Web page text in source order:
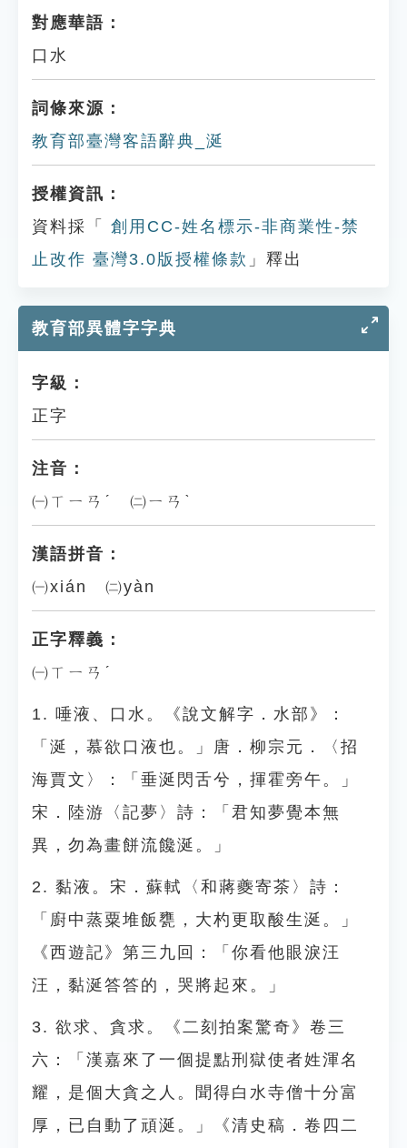
對應華語：
口水
詞條來源：
教育部臺灣客語辭典_涎
授權資訊：
資料採「
創用CC-姓名標示-非商業性-禁
止改作 臺灣3.0版授權條款 」釋出
教育部異體字字典
字級：
正字
注音：
㈠ㄒㄧㄢˊ ㈡ㄧㄢˋ
漢語拼音：
㈠xián ㈡yàn
正字釋義：
㈠ㄒㄧㄢˊ
1. 唾液、口水。《說文解字．水部》：
「涎，慕欲口液也。」唐．柳宗元．〈招
海賈文〉：「垂涎閃舌兮，揮霍旁午。」
宋．陸游〈記夢〉詩：「君知夢覺本無
異，勿為畫餅流饞涎。」
2. 黏液。宋．蘇軾〈和蔣夔寄茶〉詩：
「廚中蒸粟堆飯甕，大杓更取酸生涎。」
《西遊記》第三九回：「你看他眼淚汪
汪，黏涎答答的，哭將起來。」
3. 欲求、貪求。《二刻拍案驚奇》卷三
六：「漢嘉來了一個提點刑獄使者姓渾名
耀，是個大貪之人。聞得白水寺僧十分富
厚，已自動了頑涎。」《清史稿．卷四二